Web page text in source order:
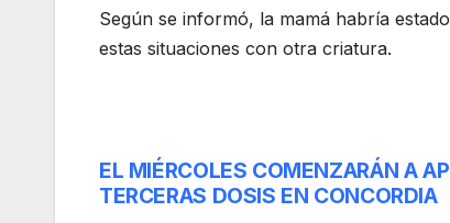
Según se informó, la mamá habría
estas situaciones con otra criatura.
Navegación
EL MIÉRCOLES COMENZARÁN A
TERCERAS DOSIS EN CONCORDIA